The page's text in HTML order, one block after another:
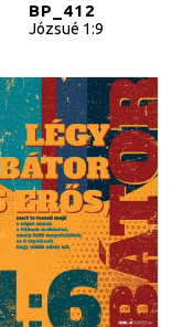
BP_412
Józsué 1:9